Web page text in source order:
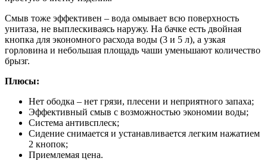
Смыв тоже эффективен – вода омывает всю поверхность
унитаза, не выплескиваясь наружу. На бачке есть двойная
кнопка для экономного расхода воды (3 и 5 л), а узкая
горловина и небольшая площадь чаши уменьшают количество
брызг.
Плюсы:
Нет ободка – нет грязи, плесени и неприятного запаха;
Эффективный смыв с возможностью экономии воды;
Система антивсплеск;
Сидение снимается и устанавливается легким нажатием
2 кнопок;
Приемлемая цена.